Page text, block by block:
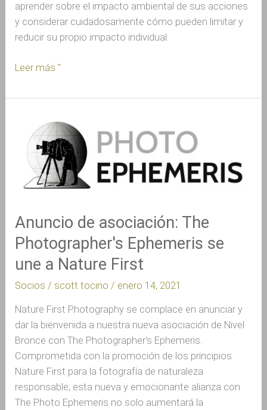
aprender sobre el impacto ambiental de sus acciones
y considerar cuidadosamente cómo pueden limitar y
reducir su propio impacto individual.
Leer más "
Anuncio de asociación: The
Photographer's Ephemeris se
une a Nature First
Socios / scott tocino / enero 14, 2021
Nature First Photography se complace en anunciar y
dar la bienvenida a nuestra nueva asociación de Nivel
Bronce con The Photographer's Ephemeris.
Comprometida con la promoción de los principios
Nature First para la fotografía de naturaleza
responsable, esta nueva y emocionante alianza con
The Photo Ephemeris no solo aumentará la
Anuncio
asociación:
The
Photographer's
se
une
a
Nature